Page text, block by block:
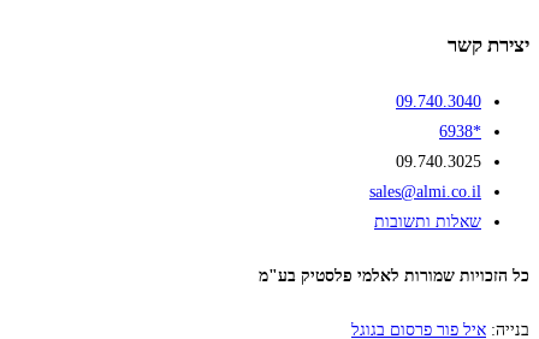
יצירת קשר
09.740.3040
*6938
09.740.3025
sales@almi.co.il
שאלות ותשובות
כל הזכויות שמורות לאלמי פלסטיק בע"מ
בנייה: איל פור פרסום בגוגל